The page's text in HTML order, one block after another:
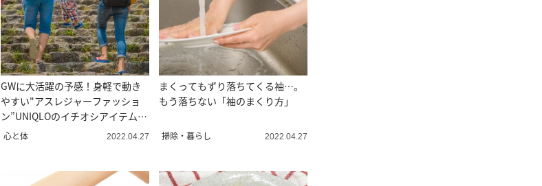
GWに大活躍の予感！身軽で動き
やすい"アスレジャーファッショ
ン”UNIQLOのイチオシアイテム3
選
心と体 2022.04.27
まくってもずり落ちてくる袖…。
もう落ちない「袖のまくり方」
掃除・暮らし 2022.04.27